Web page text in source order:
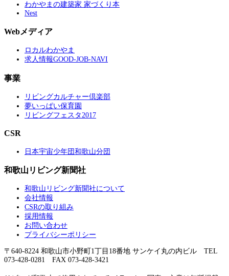
わかやまの建築家 家づくり本
Nest
Webメディア
ロカルわかやま
求人情報GOOD-JOB-NAVI
事業
リビングカルチャー倶楽部
夢いっぱい保育園
リビングフェスタ2017
CSR
日本宇宙少年団和歌山分団
和歌山リビング新聞社
和歌山リビング新聞社について
会社情報
CSRの取り組み
採用情報
お問い合わせ
プライバシーポリシー
〒640-8224 和歌山市小野町1丁目18番地 サンケイ丸の内ビル TEL
073-428-0281 FAX 073-428-3421